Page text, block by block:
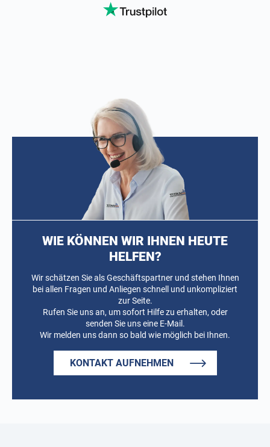
WIE KÖNNEN WIR IHNEN HEUTE
HELFEN?
Wir schätzen Sie als Geschäftspartner und stehen Ihnen
bei allen Fragen und Anliegen schnell und unkompliziert
zur Seite.
Rufen Sie uns an, um sofort Hilfe zu erhalten, oder
senden Sie uns eine E-Mail.
Wir melden uns dann so bald wie möglich bei Ihnen.
KONTAKT AUFNEHMEN